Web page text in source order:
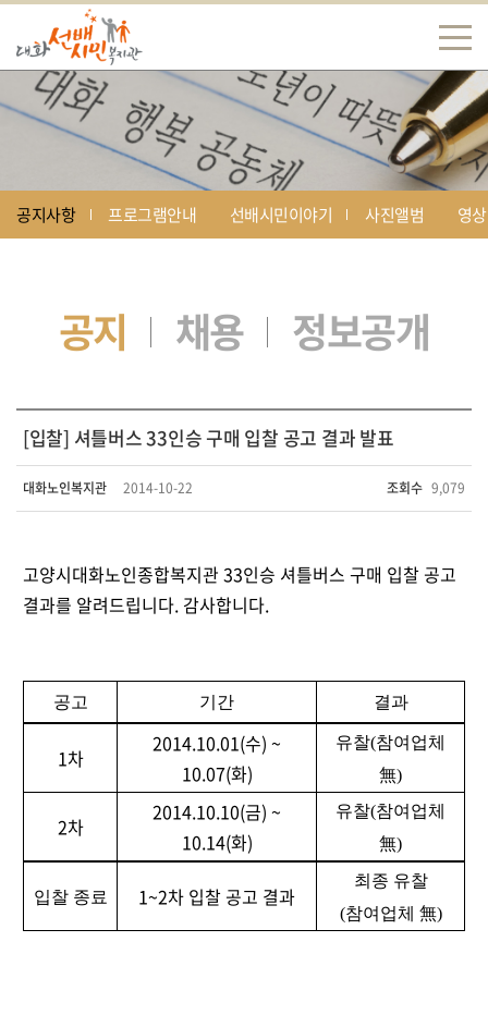
공지사항 프로그램안내 선배시민이야기 사진앨범 영
공지 채용 정보공개
[입찰] 셔틀버스 33인승 구매 입찰 공고 결과 발표
대화노인복지관 2014-10-22 조회수 9,079
고양시대화노인종합복지관 33인승 셔틀버스 구매 입찰 공고
결과를 알려드립니다. 감사합니다.
공고 기간 결과
1차
2014.10.01(수) ~
10.07(화)
유찰(참여업체
無)
2차
2014.10.10(금) ~
10.14(화)
유찰(참여업체
無)
입찰 종료 1~2차 입찰 공고 결과
최종 유찰
(참여업체 無)